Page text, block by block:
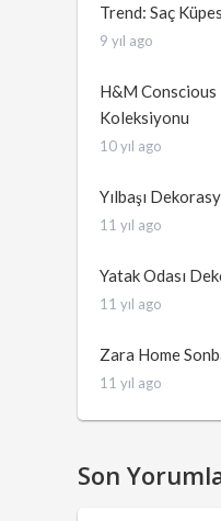
Trend: Saç
9 yıl ago
H&M
Koleksiyonu
10 yıl ago
Yılbaşı
11 yıl ago
Yatak Odası
11 yıl ago
Zara Home
11 yıl ago
Son